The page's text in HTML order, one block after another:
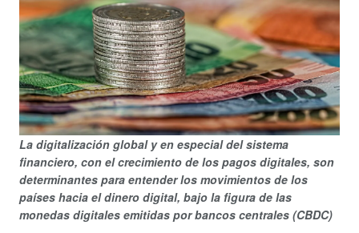
La digitalización global y en especial del sistema
financiero, con el crecimiento de los pagos digitales, son
determinantes para entender los movimientos de los
países hacia el dinero digital, bajo la figura de las
monedas digitales emitidas por bancos centrales (CBDC)